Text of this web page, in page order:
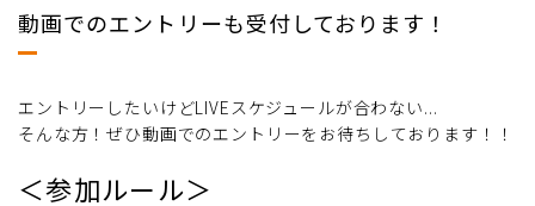
動画でのエントリーも受付しております！
エントリーしたいけどLIVEスケジュールが合わない...
そんな方！ぜひ動画でのエントリーをお待ちしております！！
＜参加ルール＞